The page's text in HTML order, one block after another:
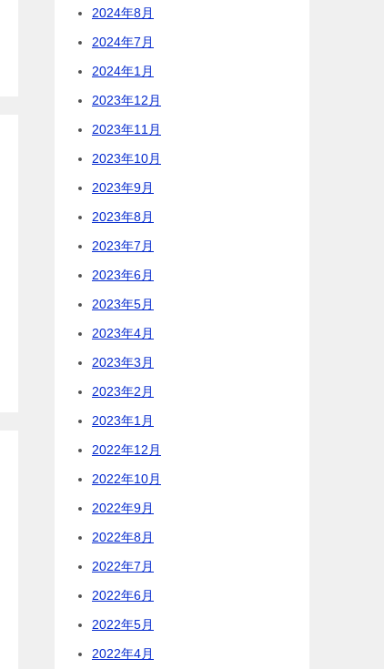
2024年8月
2024年7月
2024年1月
2023年12月
2023年11月
2023年10月
2023年9月
2023年8月
2023年7月
2023年6月
2023年5月
2023年4月
2023年3月
2023年2月
2023年1月
2022年12月
2022年10月
2022年9月
2022年8月
2022年7月
2022年6月
2022年5月
2022年4月